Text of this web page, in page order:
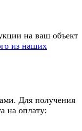
на ваш объект
из наших
Для получения
на оплату: